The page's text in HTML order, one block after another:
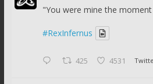
"You were mine the
#RexInfernus
425 4531